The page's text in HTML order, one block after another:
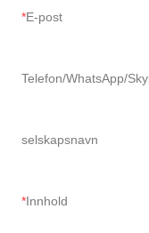
E-post
Telefon/WhatsApp/
selskapsnavn
Innhold